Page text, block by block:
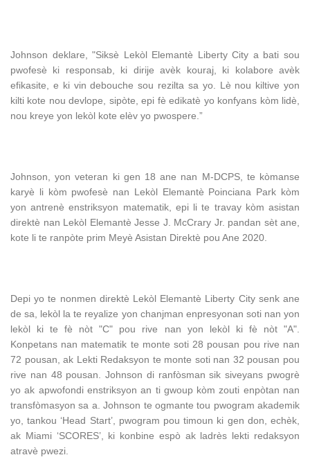
Johnson deklare, "Siksè Lekòl Elemantè Liberty City a bati sou
pwofesè ki responsab, ki dirije avèk kouraj, ki kolabore avèk
efikasite, e ki vin debouche sou rezilta sa yo. Lè nou kiltive yon
kilti kote nou devlope, sipòte, epi fè edikatè yo konfyans kòm lidè,
nou kreye yon lekòl kote elèv yo pwospere.”
Johnson, yon veteran ki gen 18 ane nan M-DCPS, te kòmanse
karyè li kòm pwofesè nan Lekòl Elemantè Poinciana Park kòm
yon antrenè enstriksyon matematik, epi li te travay kòm asistan
direktè nan Lekòl Elemantè Jesse J. McCrary Jr. pandan sèt ane,
kote li te ranpòte prim Meyè Asistan Direktè pou Ane 2020.
Depi yo te nonmen direktè Lekòl Elemantè Liberty City senk ane
de sa, lekòl la te reyalize yon chanjman enpresyonan soti nan yon
lekòl ki te fè nòt "C" pou rive nan yon lekòl ki fè nòt "A".
Konpetans nan matematik te monte soti 28 pousan pou rive nan
72 pousan, ak Lekti Redaksyon te monte soti nan 32 pousan pou
rive nan 48 pousan. Johnson di ranfòsman sik siveyans pwogrè
yo ak apwofondi enstriksyon an ti gwoup kòm zouti enpòtan nan
transfòmasyon sa a. Johnson te ogmante tou pwogram akademik
yo, tankou ‘Head Start’, pwogram pou timoun ki gen don, echèk,
ak Miami ‘SCORES’, ki konbine espò ak ladrès lekti redaksyon
atravè pwezi.